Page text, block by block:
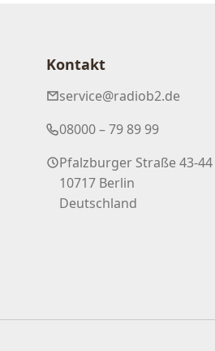
Kontakt
service@radiob2.de
08000 – 79 89 99
Pfalzburger Straße 43-44
10717 Berlin
Deutschland